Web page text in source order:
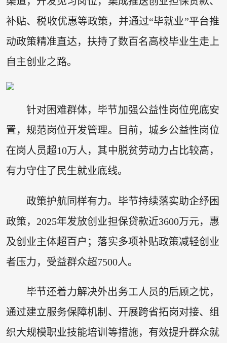
补贴、税收优惠等政策，并通过“毕就业”平台推
动政策精准直达，扶持了数百名高校毕业生走上
自主创业之路。
针对困难群体，毕节加强公益性岗位兜底安
置，规范岗位开发管理。目前，城乡公益性岗位
在岗人员超10万人，其中脱贫劳动力占比较高，
有力守住了民生就业底线。
政策护航同样有力。毕节持续落实助企纾困
政策，2025年发放创业担保贷款近3600万元，惠
及创业主体超百户；落实多项补贴政策减轻创业
者压力，受益群众超7500人。
毕节还着力解决外出务工人员的后顾之忧，
通过建立服务保障机制、开展跨省拓岗对接、组
织大规模职业技能培训等措施，有效提升群众就